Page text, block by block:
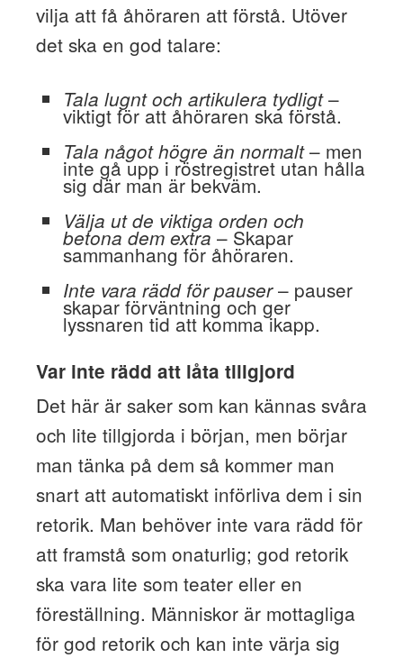
vilja att få åhöraren att förstå. Utöver
det ska en god talare:
Tala lugnt och artikulera tydligt–
viktigt för att åhöraren ska förstå.
Tala något högre än normalt– men
inte gå upp i röstregistret utan hålla
sig där man är bekväm.
Välja ut de viktiga orden och
betona dem extra– Skapar
sammanhang för åhöraren.
Inte vara rädd för pauser– pauser
skapar förväntning och ger
lyssnaren tid att komma ikapp.
Var inte rädd att låta tillgjord
Det här är saker som kan kännas svåra
och lite tillgjorda i början, men börjar
man tänka på dem så kommer man
snart att automatiskt införliva dem i sin
retorik. Man behöver inte vara rädd för
att framstå som onaturlig; god retorik
ska vara lite som teater eller en
föreställning. Människor är mottagliga
för god retorik och kan inte värja sig